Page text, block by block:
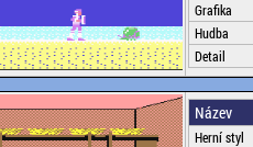
Grafika
Hudba
Detail
Název
Herní styl